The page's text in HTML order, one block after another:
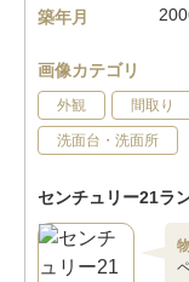
築年月
画像カテゴリ
外観 間取り
洗面台・洗面所
センチュリー21ラ